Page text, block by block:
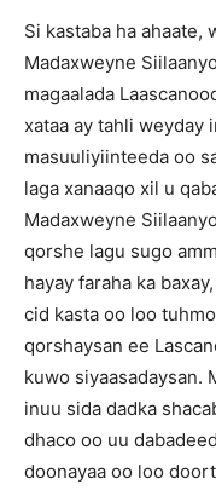
Si kastaba ha ahaate,
Madaxweyne
magaalada
xataa ay tahli weyday
masuuliyiinteeda oo
laga xanaaqo xil u
Madaxweyne
qorshe lagu sugo
hayay faraha ka
cid kasta oo loo
qorshaysan ee
kuwo siyaasadaysan.
inuu sida dadka
dhaco oo uu
doonayaa oo loo